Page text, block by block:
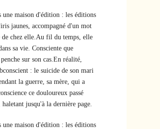
maison d'édition : les éditions
jaunes, accompagné d'un mot
chez elle.Au fil du temps, elle
sa vie. Consciente que
sur son cas.En réalité,
: le suicide de son mari
la guerre, sa mère, qui a
ce douloureux passé
jusqu'à la dernière page.
maison d'édition : les éditions